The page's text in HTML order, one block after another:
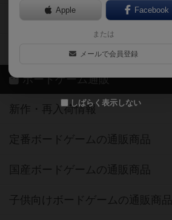
Apple Facebook
または
メールで会員登録
しばらく表示しない
ボードゲーム業界コラム
ボドゲーマご利用案内
ボードゲーム通販
新作・再入荷情報
定番ボードゲームの通販商品
国産ボードゲームの通販商品
子供向けボードゲームの通販商品